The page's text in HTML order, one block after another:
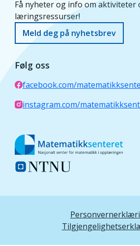
Få nyheter og info om aktiviteter
læringsressurser!
Meld deg på nyhetsbrev
Følg oss
facebook.com/
instagram.com/